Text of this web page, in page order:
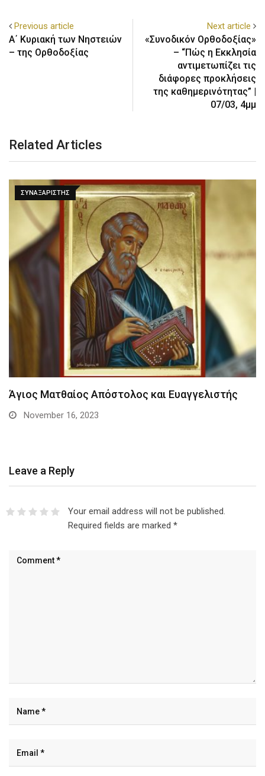
Previous article
Α΄ Κυριακή των Νηστειών
– της Ορθοδοξίας
Next article
«Συνοδικόν Ορθοδοξίας»
– “Πώς η Εκκλησία
αντιμετωπίζει τις
διάφορες προκλήσεις
της καθημερινότητας” |
07/03, 4μμ
Related Articles
ΣΥΝΑΞΑΡΙΣΤΗΣ
Άγιος Ματθαίος Απόστολος και Ευαγγελιστής
November 16, 2023
Leave a Reply
Your email address will not be published.
Required fields are marked *